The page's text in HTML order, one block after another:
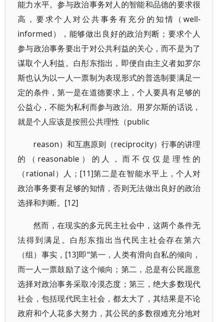
能力水平。参与政治事务对人的智能和品德的要求很
高，要求个人对公共事务有充分的知情（well-
informed），能够做出良好的政治判断；要求个人
参与政治事务要出于对公共利益的关心，而不是为了
谋取个人利益。白彤东指出，即便自由主义者如罗尔
斯也认为以一人一票制为表现形式的普选制要满足一
定的条件，第一是在道德要求上，个人要具有足够的
公益心，不能为私利而参与政治。用罗尔斯的话说，
就是个人应该是按照公共理性（public
reason）和互惠原则（reciprocity）行事的讲理
的（reasonable）的人，而不仅仅是理性的
（rational）人；[11]第二是在智能水平上，个人对
政治事务要有足够的知情，否则无法做出良好的政治
选择和判断。[12]
然而，在现实的多元民主社会中，这两个条件无
法得到满足。白彤东指出当代民主社会存在第六
（组）事实，[13]即“第一，人类有滑向自私的倾向，
而一人一票鼓励了这个倾向；第二，总是有公民愿意
选择对政治事务采取冷漠态度；第三，绝大多数现代
社会，包括现代民主社会，都太大了，其结果是不论
政府和个人花多大努力，其公民的多数很难充分地对